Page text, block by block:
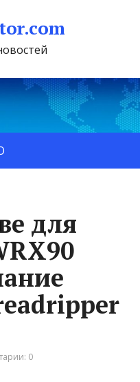
для
0